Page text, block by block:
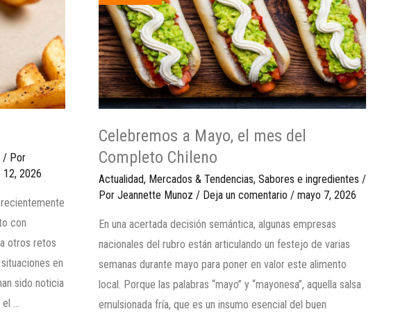
/ Por
12, 2026
con
otros retos
en
sido noticia
el …
Celebremos a Mayo, el mes del
Completo Chileno
Actualidad, Mercados & Tendencias, Sabores e ingredientes /
Por Jeannette Munoz / Deja un comentario / mayo 7, 2026
En una acertada decisión semántica, algunas empresas
nacionales del rubro están articulando un festejo de varias
semanas durante mayo para poner en valor este alimento
local. Porque las palabras “mayo” y “mayonesa”, aquella salsa
emulsionada fría, que es un insumo esencial del buen